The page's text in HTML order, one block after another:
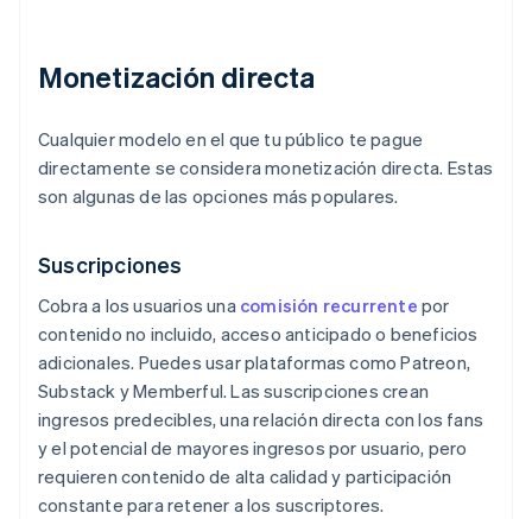
Monetización directa
Cualquier modelo en el que tu público te pague
directamente se considera monetización directa. Estas
son algunas de las opciones más populares.
Suscripciones
Cobra a los usuarios una comisión recurrente por
contenido no incluido, acceso anticipado o beneficios
adicionales. Puedes usar plataformas como Patreon,
Substack y Memberful. Las suscripciones crean
ingresos predecibles, una relación directa con los fans
y el potencial de mayores ingresos por usuario, pero
requieren contenido de alta calidad y participación
constante para retener a los suscriptores.